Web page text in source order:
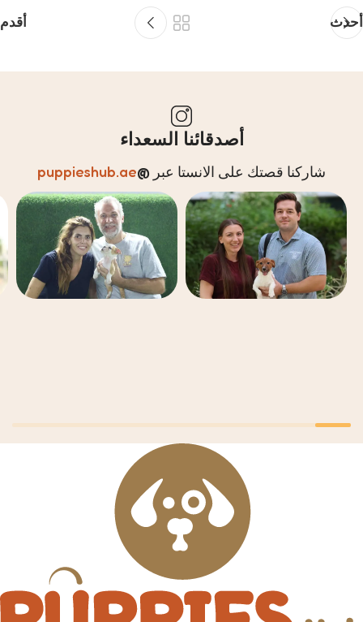
أحدث أقدم
أصدقائنا السعداء
شاركنا قصتك على الانستا عبر @
puppieshub.ae